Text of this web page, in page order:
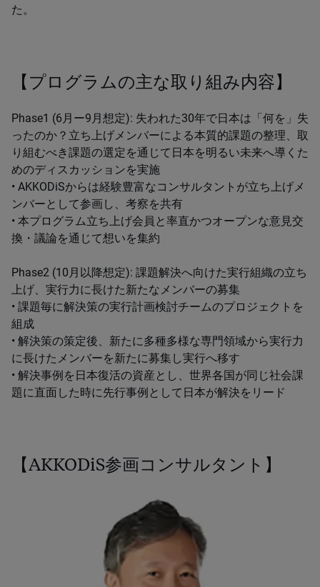
た。
【プログラムの主な取り組み内容】
Phase1 (6月ー9月想定): 失われた30年で日本は「何を」失
ったのか？立ち上げメンバーによる本質的課題の整理、取
り組むべき課題の選定を通じて日本を明るい未来へ導くた
めのディスカッションを実施
• AKKODiSからは経験豊富なコンサルタントが立ち上げメ
ンバーとして参画し、考察を共有
• 本プログラム立ち上げ会員と率直かつオープンな意見交
換・議論を通じて想いを集約
Phase2 (10月以降想定): 課題解決へ向けた実行組織の立ち
上げ、実行力に長けた新たなメンバーの募集
• 課題毎に解決策の実行計画検討チームのプロジェクトを
組成
• 解決策の策定後、新たに多種多様な専門領域から実行力
に長けたメンバーを新たに募集し実行へ移す
• 解決事例を日本復活の資産とし、世界各国が同じ社会課
題に直面した時に先行事例として日本が解決をリード
【AKKODiS参画コンサルタント】